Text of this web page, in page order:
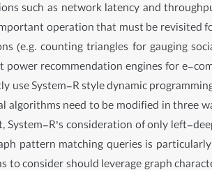
such as network latency and
operation that must be revisited
(e.g. counting triangles for gauging
recommendation engines for e-
use System-R style dynamic
need to be modified in three
R’s consideration of only left-
pattern matching queries is
consider should leverage graph